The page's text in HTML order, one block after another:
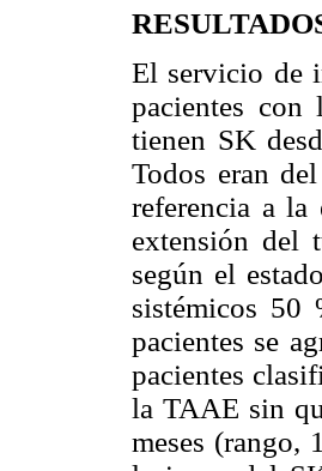
El servicio de
pacientes
tienen SK
Todos eran
referencia a
extensión del
según el
sistémicos 50
pacientes se
pacientes
la TAAE sin
meses (rango,